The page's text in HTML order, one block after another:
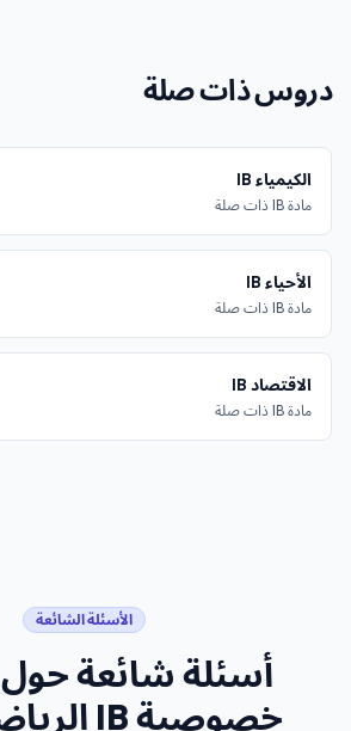
دروس ذات صلة
الكيمياء IB
مادة IB ذات صلة
الأحياء IB
مادة IB ذات صلة
الاقتصاد IB
مادة IB ذات صلة
الأسئلة الشائعة
أسئلة شائعة حول
خصوصية IB الرياضيات AI